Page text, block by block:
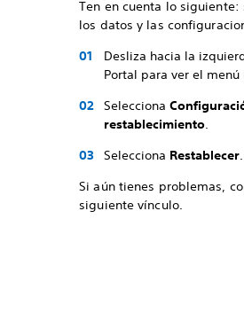
Ten en cuenta lo
los datos y las
Desliza hacia la
Portal para ver el menú
Selecciona
restablecimiento.
Selecciona Restablecer.
Si aún tienes problemas,
siguiente vínculo.